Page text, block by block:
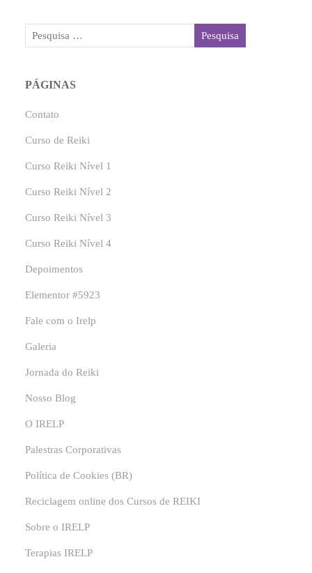
PÁGINAS
Contato
Curso de Reiki
Curso Reiki Nível 1
Curso Reiki Nível 2
Curso Reiki Nível 3
Curso Reiki Nível 4
Depoimentos
Elementor #5923
Fale com o Irelp
Galeria
Jornada do Reiki
Nosso Blog
O IRELP
Palestras Corporativas
Política de Cookies (BR)
Reciclagem online dos Cursos de REIKI
Sobre o IRELP
Terapias IRELP